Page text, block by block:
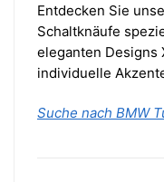
Produktseite
werden
Entdecken Sie
Schaltknäufe
eleganten Designs
individuelle
Suche nach BMW